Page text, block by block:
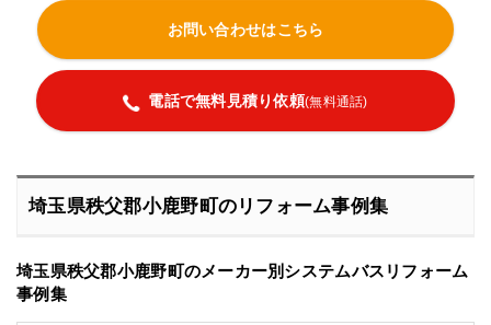
お問い合わせはこちら
電話で無料見積り依頼(無料通話)
埼玉県秩父郡小鹿野町のリフォーム事例集
埼玉県秩父郡小鹿野町のメーカー別システムバスリフォーム
事例集